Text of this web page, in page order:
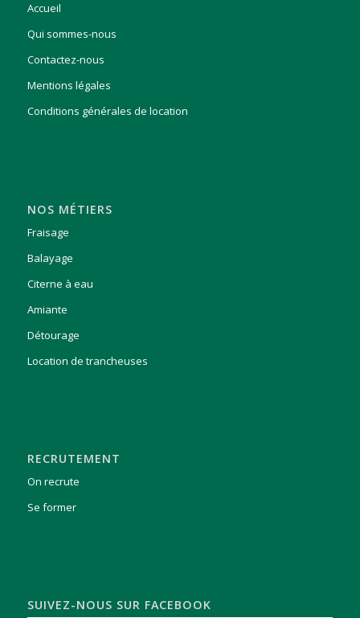
Accueil
Qui sommes-nous
Contactez-nous
Mentions légales
Conditions générales de location
NOS MÉTIERS
Fraisage
Balayage
Citerne à eau
Amiante
Détourage
Location de trancheuses
RECRUTEMENT
On recrute
Se former
SUIVEZ-NOUS SUR FACEBOOK